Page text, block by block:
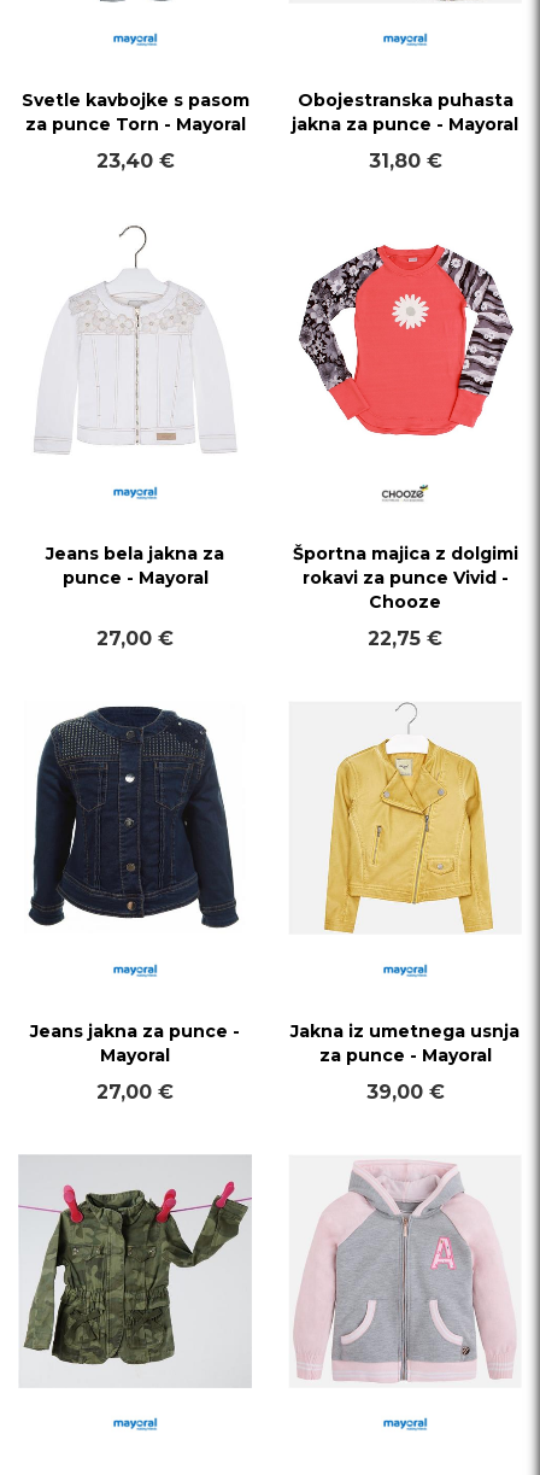
Svetle kavbojke s pasom
za punce Torn - Mayoral
23,40 €
Obojestranska puhasta
jakna za punce - Mayoral
31,80 €
Jeans bela jakna za
punce - Mayoral
27,00 €
Športna majica z dolgimi
rokavi za punce Vivid -
Chooze
22,75 €
Jeans jakna za punce -
Mayoral
27,00 €
Jakna iz umetnega usnja
za punce - Mayoral
39,00 €